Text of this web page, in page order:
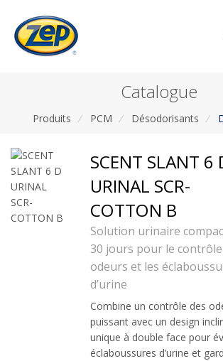
Catalogue
Produits / PCM / Désodorisants /
SCENT SLANT 6
URINAL SCR-
COTTON B
Solution urinaire
30 jours pour le contrôle
odeurs et les
d’urine
Combine un contrôle des
puissant avec un design
unique à double face pour
éclaboussures d’urine et